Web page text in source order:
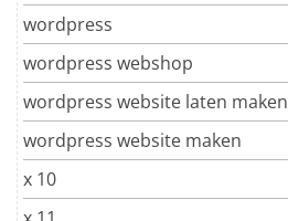
wordpress
wordpress webshop
wordpress website laten maken
wordpress website maken
x 10